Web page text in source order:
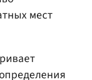
мест